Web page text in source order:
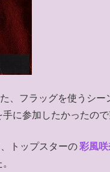
、フラッグを使うシ
に参加したかったので
トップスターの彩風